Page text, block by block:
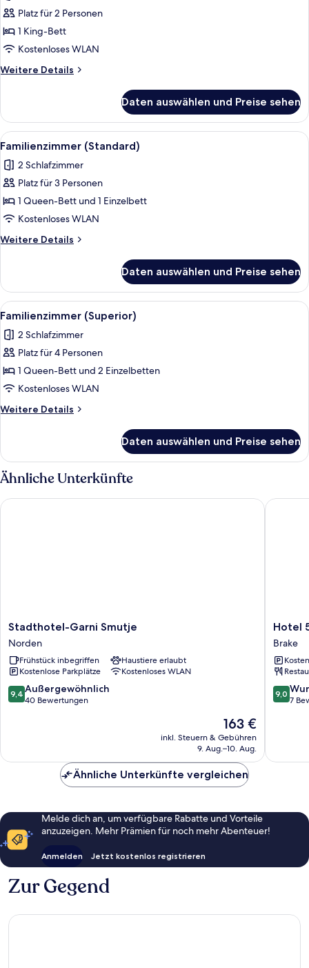
Whirlpool
anzeigen
Platz für 2 Personen
1 King-Bett
Kostenloses WLAN
Weitere Details
Weitere
Studiosuite,
Whirlpool
Daten auswählen und Preise sehen
Alle
Fotos
für
Familienzimmer
(Standard)
anzeigen
Ein Hotelkorridor mit rotem
15
Familienzimmer (Standard)
2 Schlafzimmer
Platz für 3 Personen
1 Queen-Bett und 1 Einzelbett
Kostenloses WLAN
Weitere Details
Weitere
(Standard)
Daten auswählen und Preise sehen
Alle
Fotos
für
Familienzimmer
(Superior)
anzeigen
Familienzimmer (Superior) |
21
Familienzimmer (Superior)
2 Schlafzimmer
Platz für 4 Personen
1 Queen-Bett und 2 Einzelbetten
Kostenloses WLAN
Weitere Details
Weitere
(Superior)
Daten auswählen und Preise sehen
Ähnliche Unterkünfte
Stadthotel-
Garni
Smutje
Norden
Stadthotel-Garni Smutje
Norden
Frühstück inbegriffen
Haustiere erlaubt
Kostenlose Parkplätze
Kostenloses WLAN
9.4
von
9,4 Außergewöhnlich
40 Bewertungen
Der
Preis
beträgt
163 €
inkl. Steuern & Gebühren
9. Aug.–10. Aug.
Stadthotel-Garni Smutje
Hotel
53
Nord
Brake
Hotel
Brake
9.0
von
9,0
7
Hotel
Ähnliche Unterkünfte vergleichen
Melde dich an, um verfügbare Rabatte und Vorteile
anzuzeigen. Mehr Prämien für noch mehr Abenteuer!
Anmelden Jetzt kostenlos registrieren
Zur Gegend